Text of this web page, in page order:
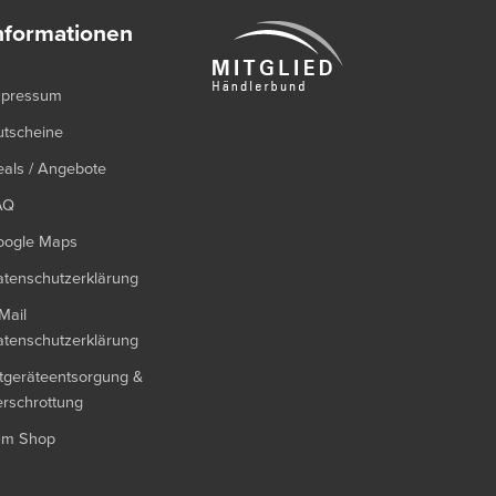
/ Angebote
Maps
&
Shop